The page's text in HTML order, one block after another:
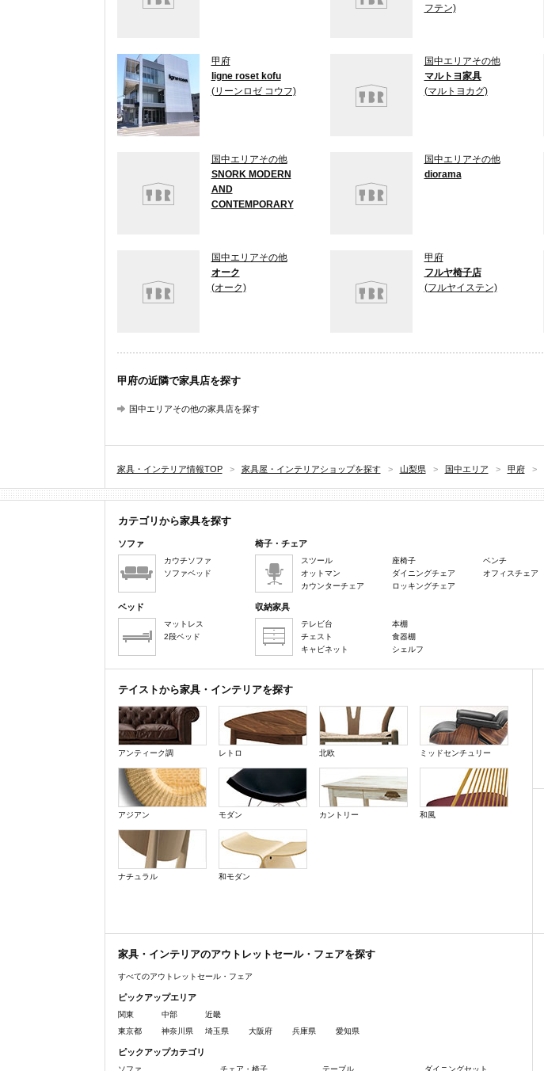
フテン)
甲府
ligne roset kofu
(リーンロゼ コウフ)
国中エリアその他
マルトヨ家具
(マルトヨカグ)
国中エリアその他
SNORK MODERN
AND
CONTEMPORARY
国中エリアその他
diorama
国中エリアその他
オーク
(オーク)
甲府
フルヤ椅子店
(フルヤイステン)
甲府の近隣で家具店を探す
国中エリアその他の家具店を探す
家具・インテリア情報TOP > 家具屋・インテリアショップを探す > 山梨県 > 国中エリア > 甲府 >
カテゴリから家具を探す
ソファ
カウチソファ
ソファベッド
椅子・チェア
スツール
オットマン
カウンターチェア
座椅子
ダイニングチェア
ロッキングチェア
ベンチ
オフィスチェア
ベッド
マットレス
2段ベッド
収納家具
テレビ台
チェスト
キャビネット
本棚
食器棚
シェルフ
テイストから家具・インテリアを探す
アンティーク調 レトロ 北欧 ミッドセンチュリー
アジアン モダン カントリー 和風
ナチュラル 和モダン
家具・インテリアのアウトレットセール・フェアを探す
すべてのアウトレットセール・フェア
ピックアップエリア
関東 中部
近畿
東京都
神奈川県 埼玉県 大阪府 兵庫県 愛知県
ピックアップカテゴリ
ソファ チェア・椅子 テーブル ダイニングセット